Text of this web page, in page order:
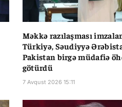
Məkkə razılaşması
Türkiyə, Səudiyyə
Pakistan birgə müdafiə
götürdü
7 Avqust 2026 15:11